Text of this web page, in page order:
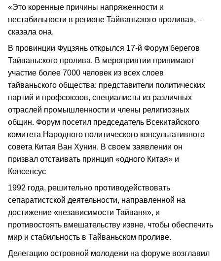
«Это коренные причины напряженности и
нестабильности в регионе Тайваньского пролива», –
сказала она.
В провинции Фуцзянь открылся 17-й Форум берегов
Тайваньского пролива. В мероприятии принимают
участие более 7000 человек из всех слоев
тайваньского общества: представители политических
партий и профсоюзов, специалисты из различных
отраслей промышленности и члены религиозных
общин. Форум посетил председатель Всекитайского
комитета Народного политического консультативного
совета Китая Ван Хунин. В своем заявлении он
призвал отстаивать принцип «одного Китая» и
Консенсус
1992 года, решительно противодействовать
сепаратистской деятельности, направленной на
достижение «независимости Тайваня», и
противостоять вмешательству извне, чтобы обеспечить
мир и стабильность в Тайваньском проливе.
Делегацию островной молодежи на форуме возглавил